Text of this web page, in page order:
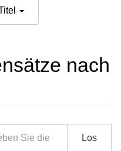
nach
Los